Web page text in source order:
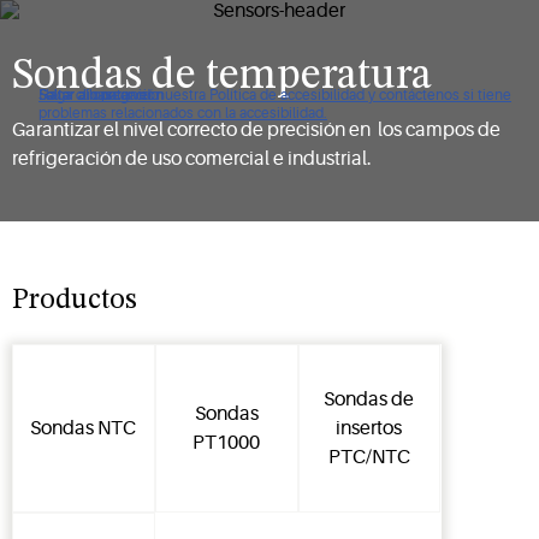
Haga clic para ver nuestra Política de accesibilidad y contáctenos si tiene
problemas relacionados con la accesibilidad.
Saltar a navegación
Saltar al contenido
Saltar a buscar
Sondas de temperatura
Garantizar el nivel correcto de precisión en los campos de
refrigeración de uso comercial e industrial.
Productos
Sondas NTC
Sondas
PT1000
Sondas de
insertos
PTC/NTC